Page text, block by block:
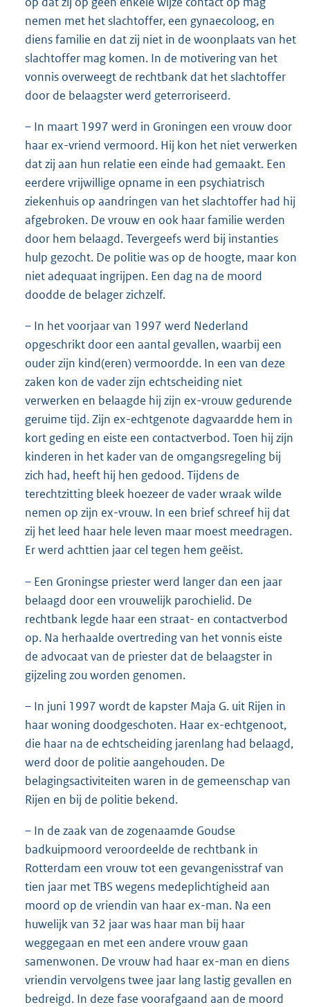
nemen met het slachtoffer, een gynaecoloog, en
diens familie en dat zij niet in de woonplaats van het
slachtoffer mag komen. In de motivering van het
vonnis overweegt de rechtbank dat het slachtoffer
door de belaagster werd geterroriseerd.
– In maart 1997 werd in Groningen een vrouw door
haar ex-vriend vermoord. Hij kon het niet verwerken
dat zij aan hun relatie een einde had gemaakt. Een
eerdere vrijwillige opname in een psychiatrisch
ziekenhuis op aandringen van het slachtoffer had hij
afgebroken. De vrouw en ook haar familie werden
door hem belaagd. Tevergeefs werd bij instanties
hulp gezocht. De politie was op de hoogte, maar kon
niet adequaat ingrijpen. Een dag na de moord
doodde de belager zichzelf.
– In het voorjaar van 1997 werd Nederland
opgeschrikt door een aantal gevallen, waarbij een
ouder zijn kind(eren) vermoordde. In een van deze
zaken kon de vader zijn echtscheiding niet
verwerken en belaagde hij zijn ex-vrouw gedurende
geruime tijd. Zijn ex-echtgenote dagvaardde hem in
kort geding en eiste een contactverbod. Toen hij zijn
kinderen in het kader van de omgangsregeling bij
zich had, heeft hij hen gedood. Tijdens de
terechtzitting bleek hoezeer de vader wraak wilde
nemen op zijn ex-vrouw. In een brief schreef hij dat
zij het leed haar hele leven maar moest meedragen.
Er werd achttien jaar cel tegen hem geëist.
– Een Groningse priester werd langer dan een jaar
belaagd door een vrouwelijk parochielid. De
rechtbank legde haar een straat- en contactverbod
op. Na herhaalde overtreding van het vonnis eiste
de advocaat van de priester dat de belaagster in
gijzeling zou worden genomen.
– In juni 1997 wordt de kapster Maja G. uit Rijen in
haar woning doodgeschoten. Haar ex-echtgenoot,
die haar na de echtscheiding jarenlang had belaagd,
werd door de politie aangehouden. De
belagingsactiviteiten waren in de gemeenschap van
Rijen en bij de politie bekend.
– In de zaak van de zogenaamde Goudse
badkuipmoord veroordeelde de rechtbank in
Rotterdam een vrouw tot een gevangenisstraf van
tien jaar met TBS wegens medeplichtigheid aan
moord op de vriendin van haar ex-man. Na een
huwelijk van 32 jaar was haar man bij haar
weggegaan en met een andere vrouw gaan
samenwonen. De vrouw had haar ex-man en diens
vriendin vervolgens twee jaar lang lastig gevallen en
bedreigd. In deze fase voorafgaand aan de moord